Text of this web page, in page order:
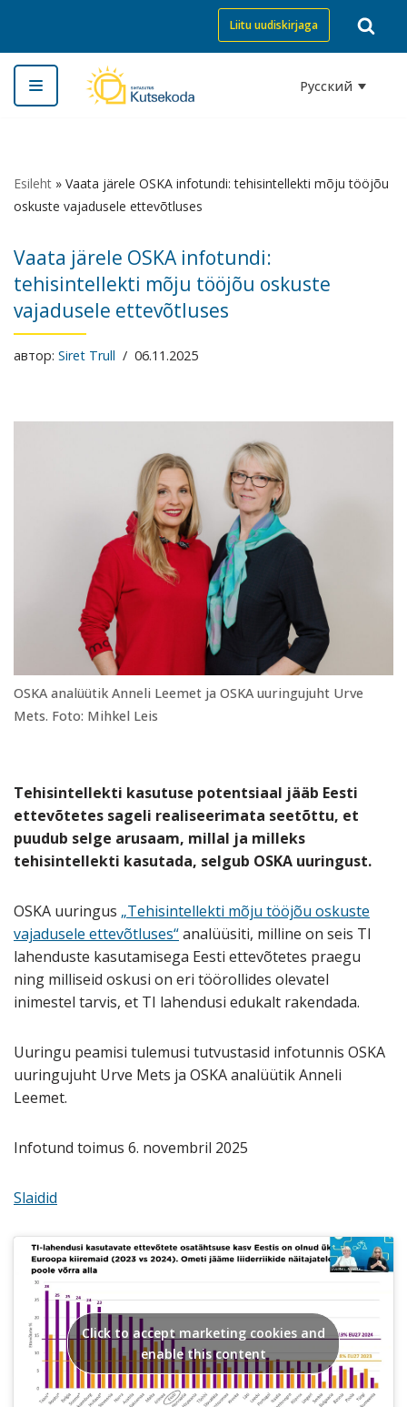
Перейти
к
содержимому
Liitu uudiskirjaga
Русский
Esileht » Vaata järele OSKA infotundi: tehisintellekti mõju tööjõu
oskuste vajadusele ettevõtluses
Vaata järele OSKA infotundi:
tehisintellekti mõju tööjõu oskuste
vajadusele ettevõtluses
автор: Siret Trull 06.11.2025
OSKA analüütik Anneli Leemet ja OSKA uuringujuht Urve
Mets. Foto: Mihkel Leis
Tehisintellekti kasutuse potentsiaal jääb Eesti
ettevõtetes sageli realiseerimata seetõttu, et
puudub selge arusaam, millal ja milleks
tehisintellekti kasutada, selgub OSKA uuringust.
OSKA uuringus „Tehisintellekti mõju tööjõu oskuste
vajadusele ettevõtluses“analüüsiti, milline on seis TI
lahenduste kasutamisega Eesti ettevõtetes praegu
ning milliseid oskusi on eri töörollides olevatel
inimestel tarvis, et TI lahendusi edukalt rakendada.
Uuringu peamisi tulemusi tutvustasid infotunnis OSKA
uuringujuht Urve Mets ja OSKA analüütik Anneli
Leemet.
Infotund toimus 6. novembril 2025
Slaidid
Click to accept marketing cookies and
enable this content